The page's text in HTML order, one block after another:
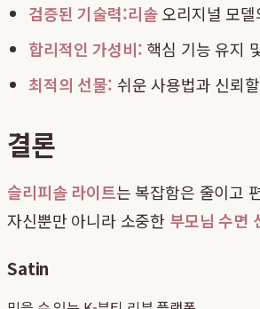
검증된 기술력:리솔오리지널 모델
합리적인 가성비: 핵심 기능 유지
최적의 선물: 쉬운 사용법과 신뢰
결론
슬리피솔 라이트는 복잡함은 줄이고
자신뿐만 아니라 소중한 부모님 수면
Satin